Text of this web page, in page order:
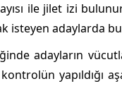
ile jilet izi
isteyen adaylarda
adayların
yapıldığı